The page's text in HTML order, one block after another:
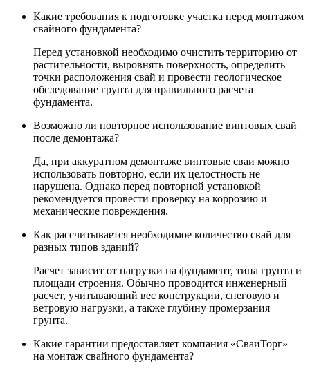
Какие требования к подготовке участка перед монтажом
свайного фундамента?
Перед установкой необходимо очистить территорию от
растительности, выровнять поверхность, определить
точки расположения свай и провести геологическое
обследование грунта для правильного расчета
фундамента.
Возможно ли повторное использование винтовых свай
после демонтажа?
Да, при аккуратном демонтаже винтовые сваи можно
использовать повторно, если их целостность не
нарушена. Однако перед повторной установкой
рекомендуется провести проверку на коррозию и
механические повреждения.
Как рассчитывается необходимое количество свай для
разных типов зданий?
Расчет зависит от нагрузки на фундамент, типа грунта и
площади строения. Обычно проводится инженерный
расчет, учитывающий вес конструкции, снеговую и
ветровую нагрузки, а также глубину промерзания
грунта.
Какие гарантии предоставляет компания «СваиТорг»
на монтаж свайного фундамента?